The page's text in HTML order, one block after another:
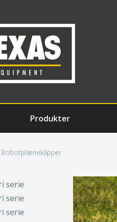
Produkter
Robotplæneklipper
serie
serie
serie